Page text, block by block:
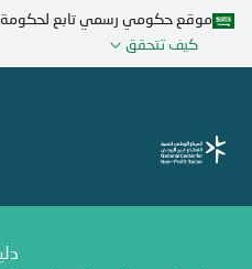
تجاوز
المحتوى
موقع حكومي رسمي تابع لحكومة
كيف تتحقق